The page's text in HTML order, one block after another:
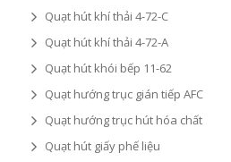
Quạt hút khí thải 4-72-C
Quạt hút khí thải 4-72-A
Quạt hút khói bếp 11-62
Quạt hướng trục gián tiếp AFC
Quạt hướng trục hút hóa chất
Quạt hút giấy phế liệu